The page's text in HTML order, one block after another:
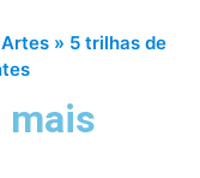
» 5 trilhas de
mais